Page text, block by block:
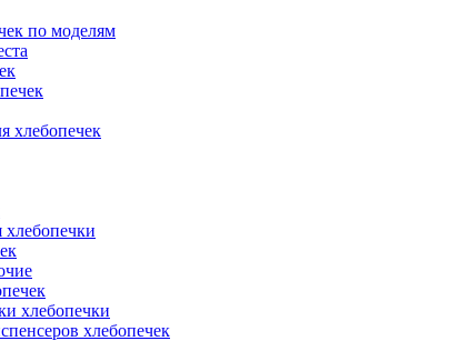
по моделям
хлебопечек
хлебопечки
хлебопечек